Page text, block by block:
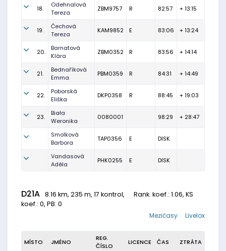
18.
Odehnalová
Tereza
ZBM9757 R 82:57 + 13:15
19.
Čechová
Tereza
KAM9852 E 83:06 + 13:24
20.
Barnatová
Klára
ZBM0352 R 83:56 + 14:14
21.
Bednaříková
Emma
PBM0359 R 84:31 + 14:49
22.
Poborská
Eliška
DKP0358 R 88:45 + 19:03
23.
Biała
Weronika
0080001 98:29 + 28:47
Smolková
Barbora
TAP0356 E DISK
Vandasová
Adéla
PHK0255 E DISK
D21A 8.16 km, 235 m, 17 kontrol, Rank. koef.: 1.06, KS
koef.: 0, PB: 0
Livelox
Mezičasy
MÍSTO JMÉNO
REG.
ČÍSLO
LICENCE ČAS ZTRÁTA